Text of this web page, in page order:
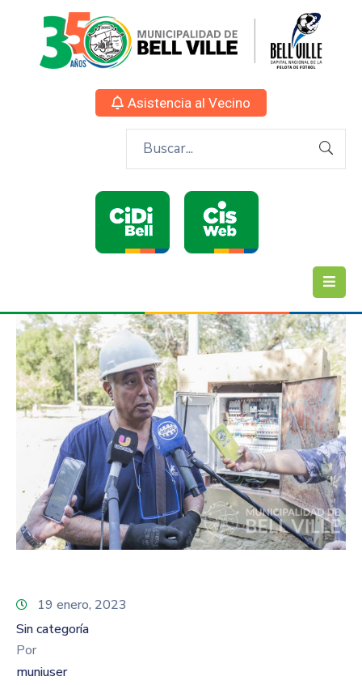
Asistencia al Vecino
19 enero, 2023
Sin categoría
Por
muniuser